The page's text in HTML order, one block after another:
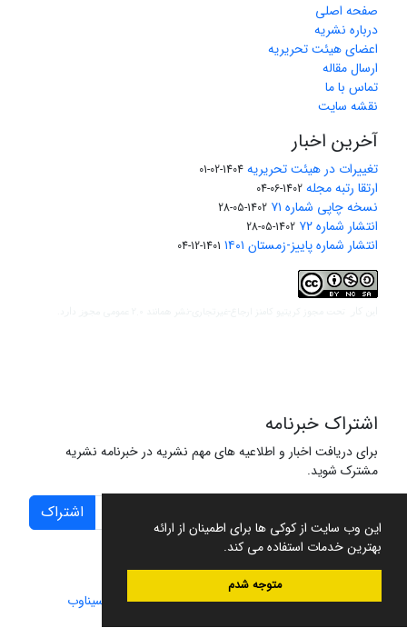
این وب سایت از کوکی ها برای اطمینان از ارائه
بهترین خدمات استفاده می کند.
متوجه شدم
صفحه اصلی
درباره نشریه
اعضای هیئت تحریریه
ارسال مقاله
تماس با ما
نقشه سایت
آخرین اخبار
تغییرات در هیئت تحریریه 1404-02-01
ارتقا رتبه مجله 1402-06-04
نسخه چاپی شماره ۷۱ 1402-05-28
انتشار شماره ۷۲ 1402-05-28
انتشار شماره پاییز-زمستان ۱۴۰۱ 1401-12-04
اشتراک خبرنامه
برای دریافت اخبار و اطلاعیه های مهم نشریه در خبرنامه نشریه
مشترک شوید.
اشتراک
سامانه مدیریت نشریات علمی.طراحی و پیاده سازی از سیناوب